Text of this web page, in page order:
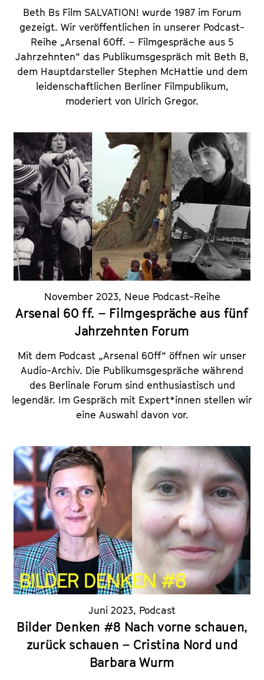
Beth Bs Film SALVATION! wurde 1987 im Forum
gezeigt. Wir veröffentlichen in unserer Podcast-
Reihe „Arsenal 60ff. – Filmgespräche aus 5
Jahrzehnten“ das Publikumsgespräch mit Beth B,
dem Hauptdarsteller Stephen McHattie und dem
leidenschaftlichen Berliner Filmpublikum,
moderiert von Ulrich Gregor.
November 2023, Neue Podcast-Reihe
Arsenal 60 ff. – Filmgespräche aus fünf
Jahrzehnten Forum
Mit dem Podcast „Arsenal 60ff“ öffnen wir unser
Audio-Archiv. Die Publikumsgespräche während
des Berlinale Forum sind enthusiastisch und
legendär. Im Gespräch mit Expert*innen stellen wir
eine Auswahl davon vor.
Juni 2023, Podcast
Bilder Denken #8 Nach vorne schauen,
zurück schauen – Cristina Nord und
Barbara Wurm